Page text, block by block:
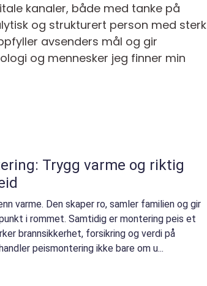
kanaler, både med tanke på
og strukturert person med sterk
avsenders mål og gir
og mennesker jeg finner min
Trygg varme og riktig
varme. Den skaper ro, samler familien og gir
i rommet. Samtidig er montering peis et
brannsikkerhet, forsikring og verdi på
peismontering ikke bare om u...